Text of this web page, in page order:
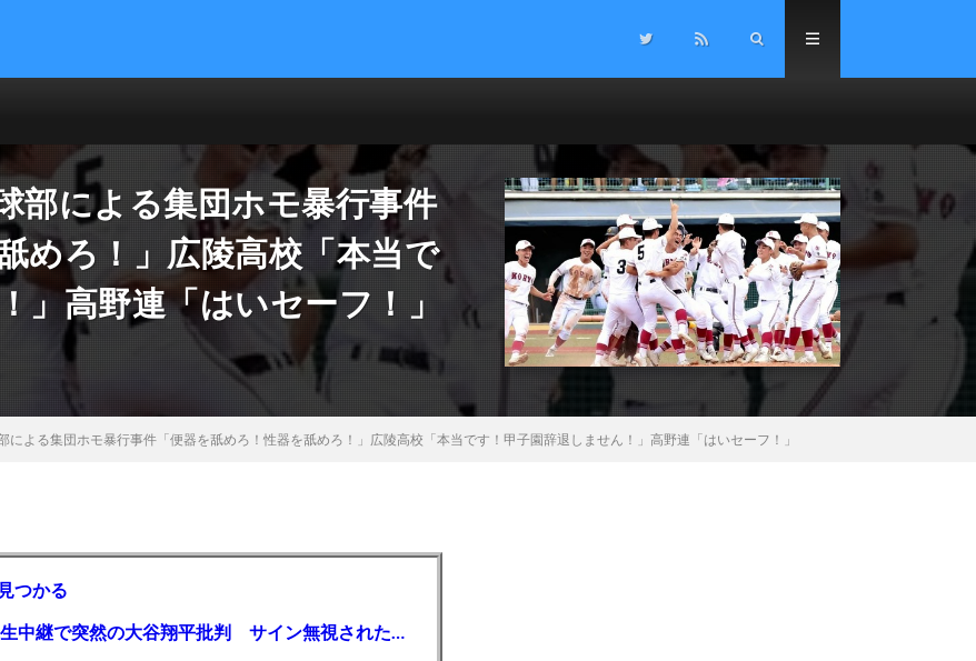
ンス マネー 海外の反応
部による集団ホモ暴行事件
めろ！」広陵高校「本当で
」高野連「はいセーフ！」
による集団ホモ暴行事件「便器を舐めろ！性器を舐めろ！」広陵高校「本当です！甲子園辞退しません！」高野連「はいセーフ！」
つかる
【MLB】「大谷は謙虚ではない」少女が全米生中継で突然の大谷翔平批判 サイン無視された過去明かす